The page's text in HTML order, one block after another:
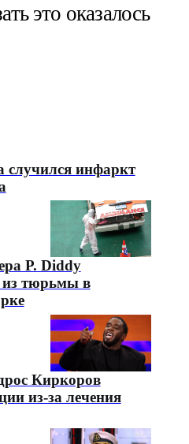
это оказалось
случился инфаркт
P. Diddy
из тюрьмы в
Киркоров
из-за лечения